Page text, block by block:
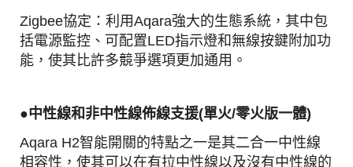
Zigbee協定：利用Aqara強大的生態系統，其中包
括電源監控、可配置LED指示燈和無線按鍵附加功
能，使其比許多競爭選項更加通用。
●中性線和非中性線佈線支援(單火/零火版一體)
Aqara H2智能開關的特點之一是其二合一中性線
相容性，使其可以在有拉中性線以及沒有中性線的